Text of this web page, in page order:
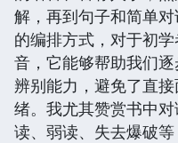
解，再到句子和简单
的编排方式，对于初
音，它能够帮助我们
辨别能力，避免了直
绪。我尤其赞赏书中
读、弱读、失去爆破